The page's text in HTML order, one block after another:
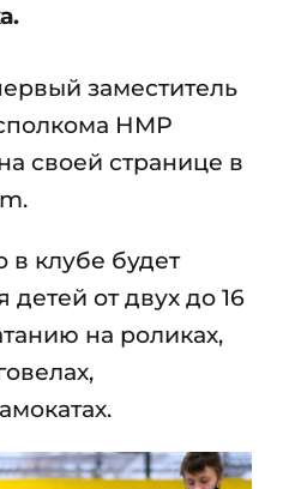
заместитель
НМР
своей странице в
в клубе будет
от двух до 16
на роликах,